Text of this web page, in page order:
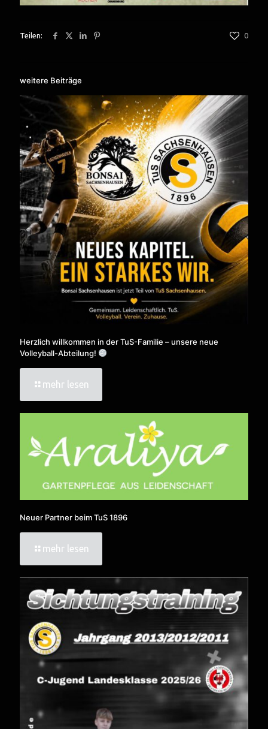
Teilen: 0
weitere Beiträge
Herzlich willkommen in der TuS-Familie – unsere neue
Volleyball-Abteilung!
mehr lesen
Neuer Partner beim TuS 1896
mehr lesen